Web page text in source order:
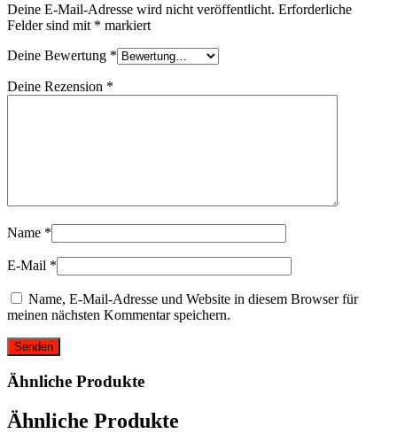
Deine E-Mail-Adresse wird nicht veröffentlicht. Erforderliche
Felder sind mit * markiert
Deine Bewertung *
Deine Rezension *
Name *
E-Mail *
Name, E-Mail-Adresse und Website in diesem Browser für
meinen nächsten Kommentar speichern.
Ähnliche Produkte
Ähnliche Produkte